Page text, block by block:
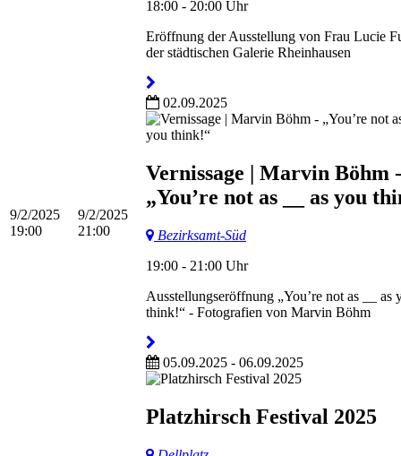
18:00 - 20:00 Uhr
Eröffnung der Ausstellung von Frau Lucie
der städtischen Galerie Rheinhausen
9/2/2025
19:00
9/2/2025
21:00
02.09.2025
Vernissage | Marvin Böhm -
„You’re not as __ as you
Bezirksamt-Süd
19:00 - 21:00 Uhr
Ausstellungseröffnung „You’re not as __ as
think!“ - Fotografien von Marvin Böhm
05.09.2025 - 06.09.2025
Platzhirsch Festival 2025